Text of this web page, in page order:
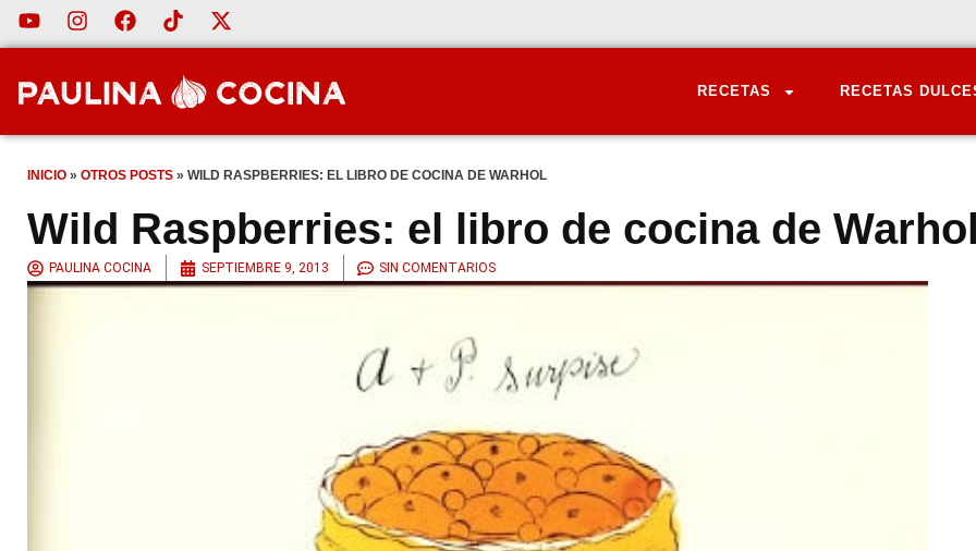
RECETAS RECETAS
INICIO » OTROS POSTS » WILD RASPBERRIES: EL LIBRO DE COCINA DE WARHOL
Wild Raspberries: el libro de cocina de Warhol
PAULINA COCINA SEPTIEMBRE 9, 2013 SIN COMENTARIOS